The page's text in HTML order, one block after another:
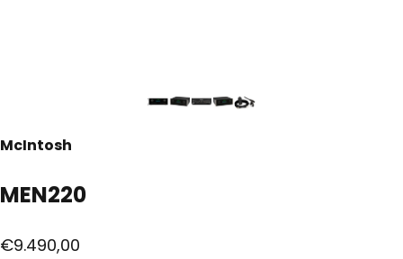
McIntosh
MEN220
€9.490,00